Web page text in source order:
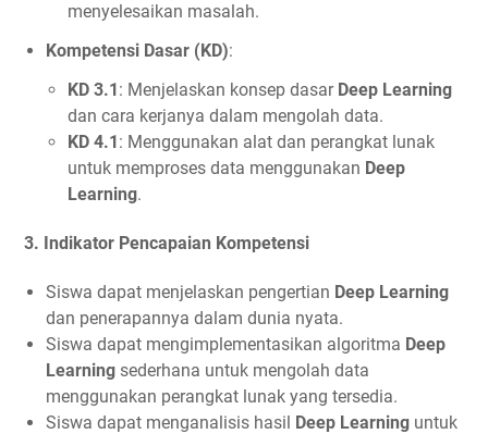
menyelesaikan masalah.
Kompetensi Dasar (KD):
KD 3.1: Menjelaskan konsep dasar Deep Learning
dan cara kerjanya dalam mengolah data.
KD 4.1: Menggunakan alat dan perangkat lunak
untuk memproses data menggunakan Deep
Learning.
3. Indikator Pencapaian Kompetensi
Siswa dapat menjelaskan pengertian Deep Learning
dan penerapannya dalam dunia nyata.
Siswa dapat mengimplementasikan algoritma Deep
Learning sederhana untuk mengolah data
menggunakan perangkat lunak yang tersedia.
Siswa dapat menganalisis hasil
Deep Learning untuk